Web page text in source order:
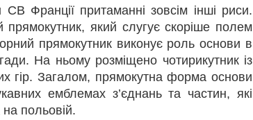
Франції притаманні зовсім інші риси.
який слугує скоріше полем
прямокутник виконує роль основи в
На ньому розміщено чотирикутник із
гір. Загалом, прямокутна форма основи
емблемах з’єднань та частин, які
польовій.